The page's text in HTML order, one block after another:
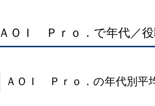
ＡＯＩ Ｐｒｏ．で年代／
ＡＯＩ Ｐｒｏ．の年代別平